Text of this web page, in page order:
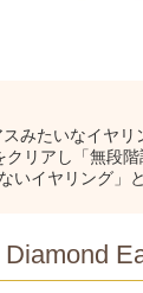
みたいなイヤリ
クリアし「無段
いイヤリング」